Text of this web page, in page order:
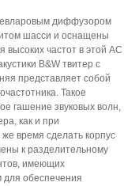
диффузором
шасси и оснащены
высоких частот в этой АС
B&W твитер с
представляет собой
Такое
гашение звуковых волн,
как и при
время сделать корпус
к разделительному
имеющих
для обеспечения